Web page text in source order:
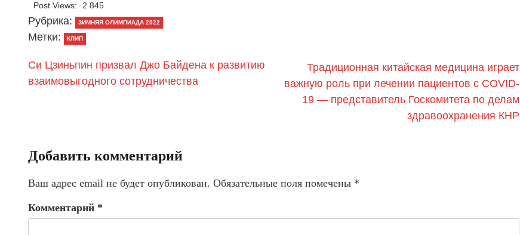
Post Views: 2 845
Рубрика: ЗИМНЯЯ ОЛИМПИАДА 2022
Метки: КЛИП
Си Цзиньпин призвал Джо Байдена к развитию
взаимовыгодного сотрудничества
Традиционная китайская медицина играет
важную роль при лечении пациентов с COVID-
19 — представитель Госкомитета по делам
здравоохранения КНР
Добавить комментарий
Ваш адрес email не будет опубликован. Обязательные поля помечены *
Комментарий *